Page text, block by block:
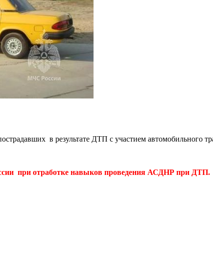
в результате ДТП с участием автомобильного
при отработке навыков проведения АСДНР при ДТП.